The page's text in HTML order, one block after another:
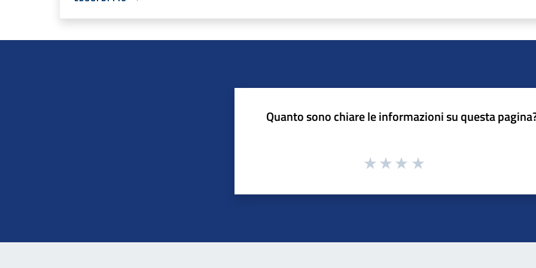
Quanto sono chiare le informazioni su questa